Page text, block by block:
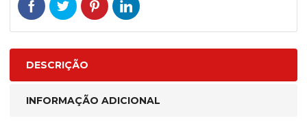
DESCRIÇÃO
INFORMAÇÃO ADICIONAL